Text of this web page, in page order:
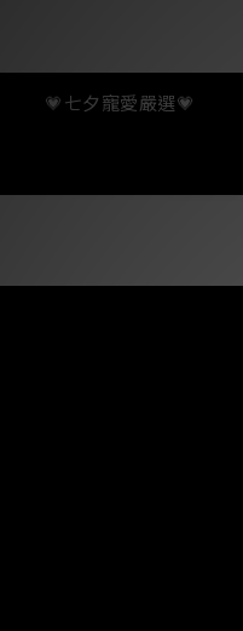
💗七夕寵愛嚴選💗